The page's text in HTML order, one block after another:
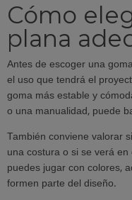
Cómo
plana
Antes de escoger una
el uso que tendrá el
goma más estable y
o una manualidad, puede
También conviene valorar
una costura o si se verá
puedes jugar con colores,
formen parte del diseño.